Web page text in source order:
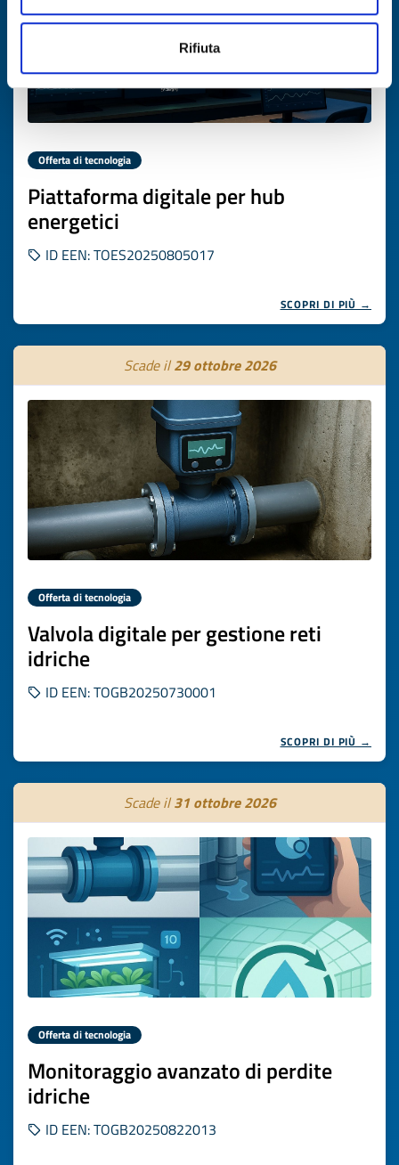
Rifiuta
Offerta di tecnologia
Piattaforma digitale per hub
energetici
ID EEN: TOES20250805017
SCOPRI DI PIÙ →
Scade il29 ottobre 2026
Offerta di tecnologia
Valvola digitale per gestione reti
idriche
ID EEN: TOGB20250730001
SCOPRI DI PIÙ →
Scade il31 ottobre 2026
Offerta di tecnologia
Monitoraggio avanzato di perdite
idriche
ID EEN: TOGB20250822013